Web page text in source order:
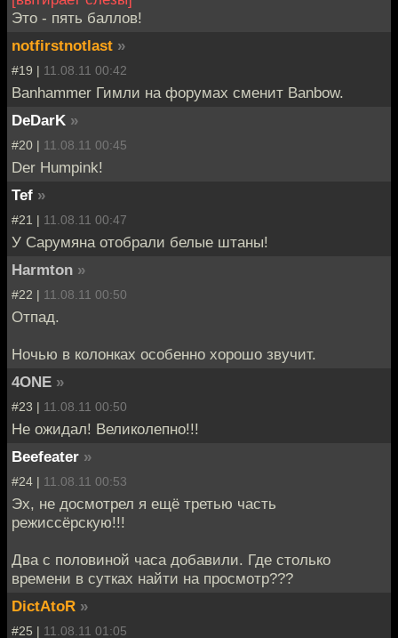
Это - пять баллов!
notfirstnotlast »
#19 | 11.08.11 00:42
Banhammer Гимли на форумах сменит Banbow.
DeDarK »
#20 | 11.08.11 00:45
Der Humpink!
Tef »
#21 | 11.08.11 00:47
У Сарумяна отобрали белые штаны!
Harmton »
#22 | 11.08.11 00:50
Отпад.
Ночью в колонках особенно хорошо звучит.
4ONE »
#23 | 11.08.11 00:50
Не ожидал! Великолепно!!!
Beefeater »
#24 | 11.08.11 00:53
Эх, не досмотрел я ещё третью часть
режиссёрскую!!!
Два с половиной часа добавили. Где столько
времени в сутках найти на просмотр???
DictAtoR »
#25 | 11.08.11 01:05